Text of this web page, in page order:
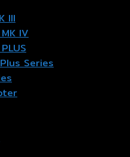
III
IV
Series